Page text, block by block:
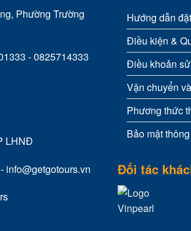
Phường Trường
- 0825714333
LHNĐ
- info@getgotours.vn
Hướng dẫn
Điều kiện &
Điều khoản
Vận chuyển
Phương thức
Bảo mật
Đối tác